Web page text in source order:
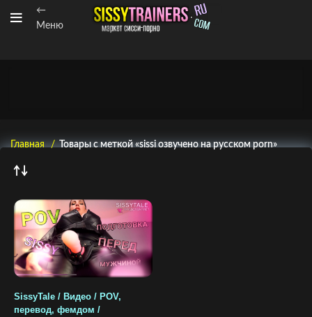
←
Меню
Главная Товары с меткой «sissi озвучено на русском porn»
SissyTale / Видео / POV,
перевод, фемдом /